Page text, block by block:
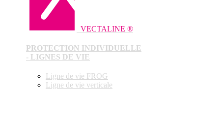
VECTALINE ®
PROTECTION INDIVIDUELLE
- LIGNES DE VIE
Ligne de vie FROG
Ligne de vie verticale